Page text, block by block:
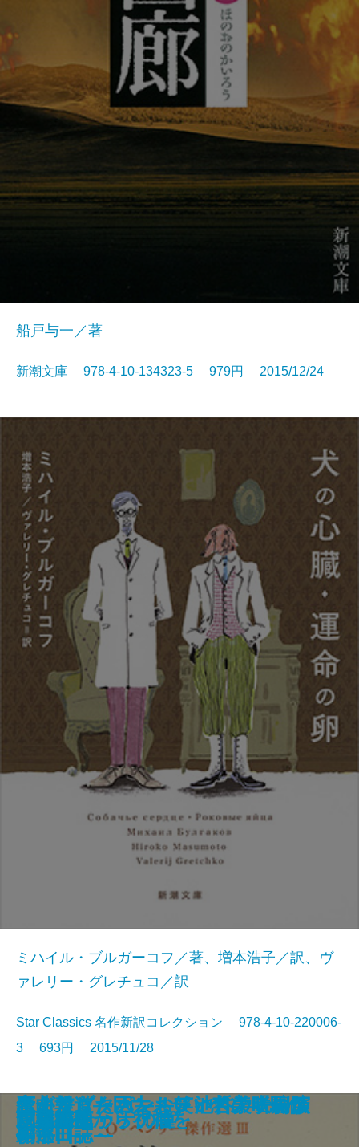
千両かんばん
日本人はどう住まうべきか？
いつも彼らはどこかに
大地のゲーム
爪と目
ニッチを探して
脊梁山脈
イタリアの猫
炎の回廊―満州国演義四―
船戸与一／著
新潮文庫 978-4-10-134323-5 979円 2015/12/24
犬の心臓・運命の卵
ミハイル・ブルガーコフ／著、増本浩子／訳、ヴ
ァレリー・グレチュコ／訳
Star Classics 名作新訳コレクション 978-4-10-220006-
3 693円 2015/11/28
魔が差したパン―O・ヘンリー傑
作選III―
月桃夜
恋よりブタカン！～池谷美咲の演
劇部日誌～
創薬探偵から祝福を
歪曲報道―巨大メディアの「騙し
の手口」―
戊辰繚乱
双頭の船
隠居志願
考えすぎた人―お笑い哲学者列伝
―
フォルトゥナの瞳